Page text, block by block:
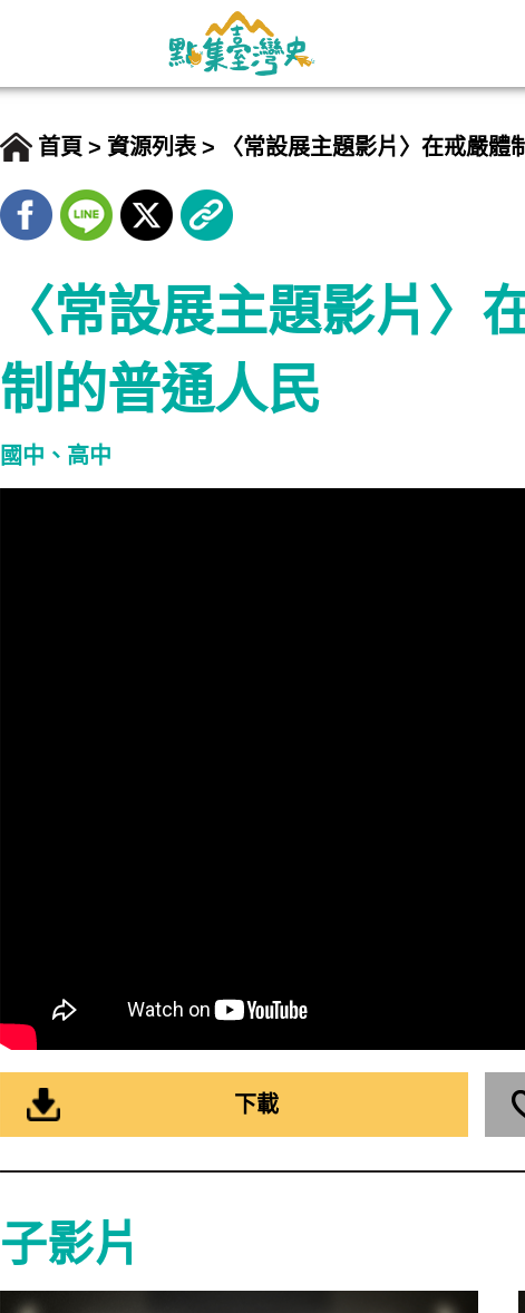
首頁 資源列表 〈常設展主題影片〉在戒嚴
〈常設展主題影片〉
制的普通人民
國中、高中
下載
子影片